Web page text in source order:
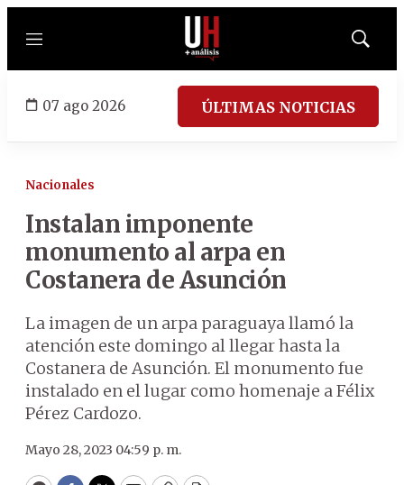
Menú
Mostrar
07 ago 2026 ÚLTIMAS NOTICIAS
Nacionales
Instalan imponente
monumento al arpa en
Costanera de Asunción
La imagen de un arpa paraguaya llamó la
atención este domingo al llegar hasta la
Costanera de Asunción. El monumento fue
instalado en el lugar como homenaje a Félix
Pérez Cardozo.
Mayo 28, 2023 04:59 p. m.